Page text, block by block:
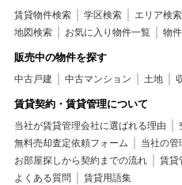
賃貸物件検索 学区検索 エリア検索
地図検索
お気に入り物件一覧 物
販売中の物件を探す
中古戸建 中古マンション 土地
賃貸契約・賃貸管理について
当社が賃貸管理会社に選ばれる理由
無料売却査定依頼フォーム
当社の管
お部屋探しから契約までの流れ
賃貸
よくある質問
賃貸用語集